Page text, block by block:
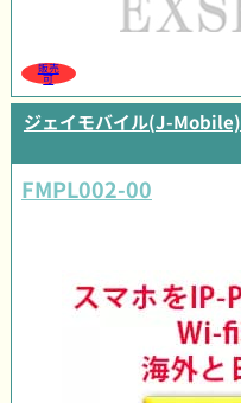
販売
可
ジェイモバイル(J-Mobile)
FMPL002-00